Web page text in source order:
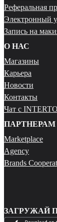
Реферальная
Электронный
Запись на
О НАС
Магазины
Карьера
Новости
Контакты
Чат с
ПАРТНЕРАМ
Marketplace
Agency
Brands
ЗАГРУЖАЙ